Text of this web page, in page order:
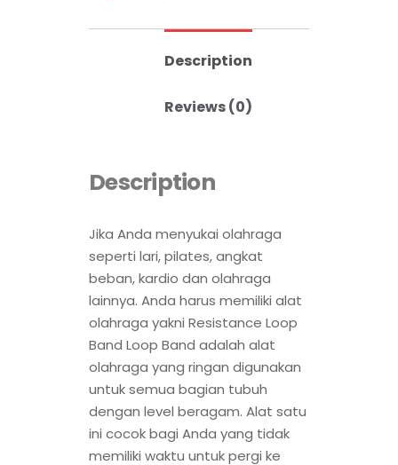
Description
Reviews (0)
Description
Jika Anda menyukai olahraga
seperti lari, pilates, angkat
beban, kardio dan olahraga
lainnya. Anda harus memiliki alat
olahraga yakni Resistance Loop
Band Loop Band adalah alat
olahraga yang ringan digunakan
untuk semua bagian tubuh
dengan level beragam. Alat satu
ini cocok bagi Anda yang tidak
memiliki waktu untuk pergi ke